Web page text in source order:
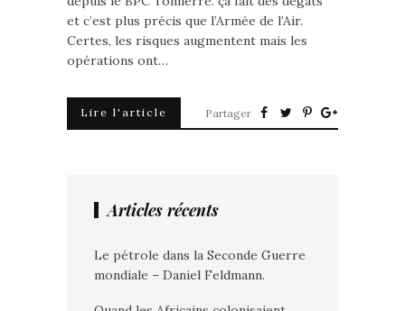
et c’est plus précis que l’Armée de l’Air.
Certes, les risques augmentent mais les
opérations ont…
Lire l'article Partager
Articles récents
Le pétrole dans la Seconde Guerre
mondiale – Daniel Feldmann.